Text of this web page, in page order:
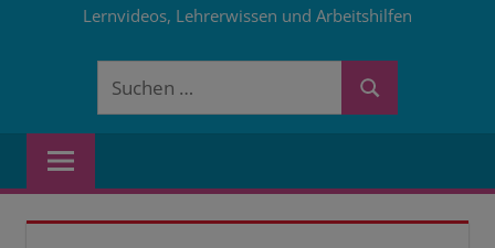
Lernvideos, Lehrerwissen und Arbeitshilfen
Suchen
Suchen